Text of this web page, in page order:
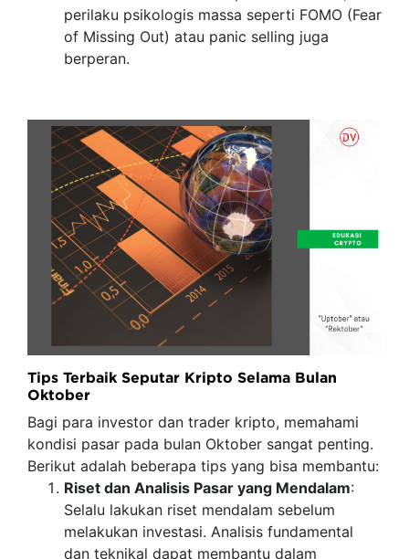
perilaku psikologis massa seperti FOMO (Fear
of Missing Out) atau panic selling juga
berperan.
Tips Terbaik Seputar Kripto Selama Bulan
Oktober
Bagi para investor dan trader kripto, memahami
kondisi pasar pada bulan Oktober sangat penting.
Berikut adalah beberapa tips yang bisa membantu:
Riset dan Analisis Pasar yang Mendalam:
Selalu lakukan riset mendalam sebelum
melakukan investasi. Analisis fundamental
dan teknikal dapat membantu dalam